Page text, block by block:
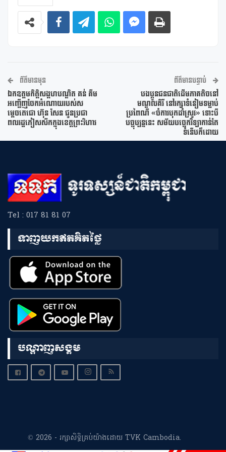
ព័ត៌មានមុន
ឯកឧត្តមកិត្តិសង្គហបណ្ឌិត គន់ គីម
អញ្ជើញចែកអំណោយរបស់ស
ម្តេចតេជោ ហ៊ុន សែន ជូនប្រជា
ពលរដ្ឋភៀសសឹកក្នុងខេត្តព្រះវិហារ
ព័ត៌មានបន្ទាប់
បងប្អូនជនជាតិដើមភាគតិចនៅ
មណ្ឌលគិរី នៅរក្សាទំនៀមទម្លាប់
ប្រពៃណី «ចំការបុកដាំស្រូវ» ទោះបី
បច្ចុប្បន្ននេះ សម័យបច្ចេកវិទ្យាកាន់តែ
ទំនើបក៏ដោយ
Tel : 017 81 81 07
ទាញយកឥតគិតថ្លៃ
បណ្តាញសង្គម
© 2026 - រក្សាសិទ្ធិគ្រប់យ៉ាងដោយ TVK Cambodia.